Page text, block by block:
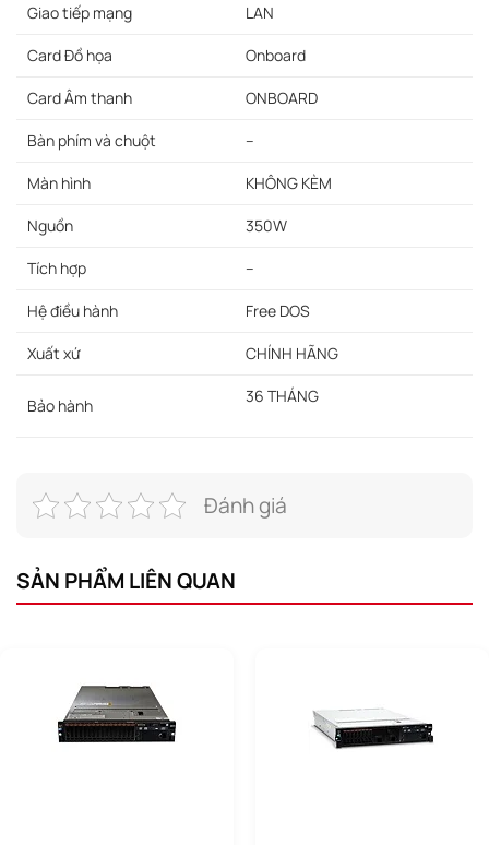
Giao tiếp mạng LAN
Card Đồ họa Onboard
Card Âm thanh ONBOARD
Bàn phím và chuột –
Màn hình KHÔNG KÈM
Nguồn 350W
Tích hợp –
Hệ điều hành Free DOS
Xuất xứ CHÍNH HÃNG
Bảo hành 36 THÁNG
Đánh giá
SẢN PHẨM LIÊN QUAN